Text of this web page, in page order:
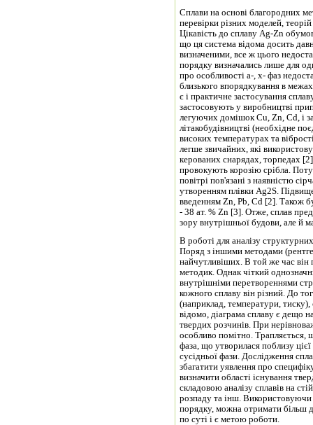
Сплави на основі благородних
перевірки різних моделей,
Цікавість до сплаву Ag-Zn
що ця система відома досить
визначеними, все ж цього
порядку визначались лише для одиничних
про особливості a-, x- фаз
близького впорядкування в
є і практичне застосування
застосовують у виробництві
легуючих домішок Cu, Zn, Cd, і
літакобудівництві (необхідне
високих температурах та
легше звичайних, які
керованих снарядах, торпедах
провокують корозію срібла.
повітрі пов'язані з наявністю
утворенням плівки Ag2S.
введенням Zn, Pb, Cd [2]. Також
- 38 ат. % Zn [3]. Отже, сплав
зору внутрішньої будови, але й
В роботі для аналізу
Поряд з іншими методами
найчутливіших. В той же час він
методик. Однак чіткий однозначний зв'язок між
внутрішніми перетвореннями
кожного сплаву він різний. До
(наприклад, температури,
відомо, діаграма сплаву є дещо
твердих розчинів. При
особливо помітно. Трапляється,
фаза, що утворилася поблизу
сусідньої фази. Дослідження
збагатити уявлення про
визначити області існування
складовою аналізу сплавів на
розпаду та інш.
порядку, можна отримати більш
по суті і є метою роботи.